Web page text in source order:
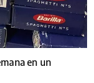
en un